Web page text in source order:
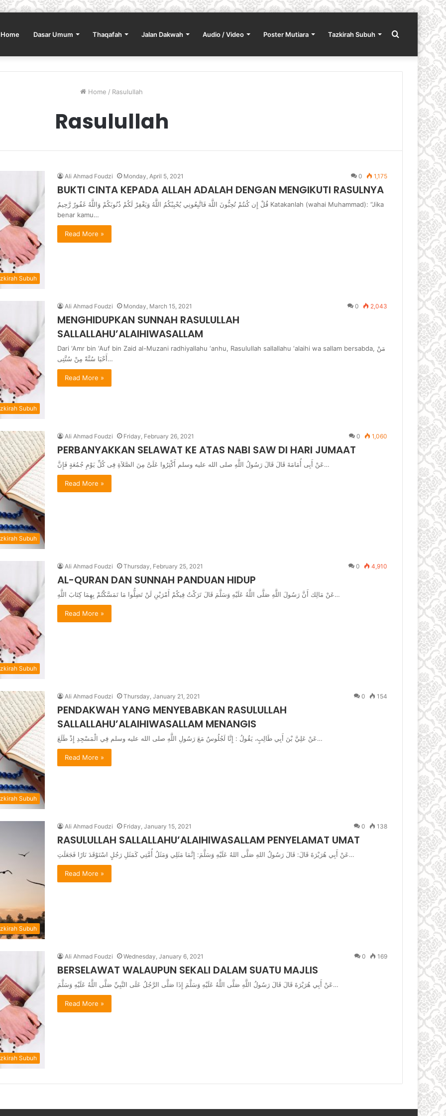
Dasar Umum Thaqafah Jalan Dakwah Audio / Video Poster Mutiara Tazkirah Subuh Search
Home / Rasulullah
Rasulullah
Subuh
Ali Ahmad Foudzi Monday, April 5, 2021 0 1,175
BUKTI CINTA KEPADA ALLAH ADALAH DENGAN MENGIKUTI RASULNYA
قُلْ إِن كُنتُمْ تُحِبُّونَ اللَّهَ فَاتَّبِعُونِي يُحْبِبْكُمُ اللَّهُ وَيَغْفِرْ لَكُمْ ذُنُوبَكُمْ وَاللَّهُ غَفُورٌ رَّحِيمٌ Katakanlah (wahai Muhammad): “Jika
benar kamu…
Read More »
Subuh
Ali Ahmad Foudzi Monday, March 15, 2021 0 2,043
MENGHIDUPKAN SUNNAH RASULULLAH
SALLALLAHU’ALAIHIWASALLAM
Dari ‘Amr bin ‘Auf bin Zaid al-Muzani radhiyallahu ‘anhu, Rasulullah sallallahu ‘alaihi wa sallam bersabda, مَنْ
أَحْيَا سُنَّةً مِنْ سُنَّتِى…
Read More »
Subuh
Ali Ahmad Foudzi Friday, February 26, 2021 0 1,060
PERBANYAKKAN SELAWAT KE ATAS NABI SAW DI HARI JUMAAT
عَنْ أَبِى أُمَامَةَ قَالَ قَالَ رَسُولُ اللَّهِ صلى الله عليه وسلم أَكْثِرُوا عَلَىَّ مِنَ الصَّلاَةِ فِى كُلِّ يَوْمِ جُمُعَةٍ فَإِنَّ…
Read More »
Subuh
Ali Ahmad Foudzi Thursday, February 25, 2021 0 4,910
AL-QURAN DAN SUNNAH PANDUAN HIDUP
عَنْ مَالِك أَنَّ رَسُولَ اللَّهِ صَلَّى اللَّهُ عَلَيْهِ وَسَلَّمَ قَالَ تَرَكْتُ فِيكُمْ أَمْرَيْنِ لَنْ تَضِلُّوا مَا تَمَسَّكْتُمْ بِهِمَا كِتَابَ اللَّهِ…
Read More »
Subuh
Ali Ahmad Foudzi Thursday, January 21, 2021 0 154
PENDAKWAH YANG MENYEBABKAN RASULULLAH
SALLALLAHU’ALAIHIWASALLAM MENANGIS
عَنْ عَلِيَّ بْنَ أَبِي طَالِبٍ، يَقُولُ : إِنَّا لَجُلُوسٌ مَعَ رَسُولِ اللَّهِ صلى الله عليه وسلم فِي الْمَسْجِدِ إِذْ طَلَعَ…
Read More »
Subuh
Ali Ahmad Foudzi Friday, January 15, 2021 0 138
RASULULLAH SALLALLAHU’ALAIHIWASALLAM PENYELAMAT UMAT
عَنْ أَبِي هُرَيْرَةَ قَالَ: قَالَ رَسُولُ اللهِ صَلَّى اللهُ عَلَيْهِ وَسَلَّمَ: إِنَّمَا مَثَلِي وَمَثَلُ أُمَّتِي كَمَثَلِ رَجُلٍ اسْتَوْقَدَ نَارًا فَجَعَلَتِ…
Read More »
Subuh
Ali Ahmad Foudzi Wednesday, January 6, 2021 0 169
BERSELAWAT WALAUPUN SEKALI DALAM SUATU MAJLIS
عَنْ أَبِي هُرَيْرَةَ قَالَ قَالَ رَسُولُ اللَّهِ صَلَّى اللَّهُ عَلَيْهِ وَسَلَّمَ إِذَا صَلَّى الرَّجُلُ عَلَى النَّبِيِّ صَلَّى اللَّهُ عَلَيْهِ وَسَلَّمَ…
Read More »